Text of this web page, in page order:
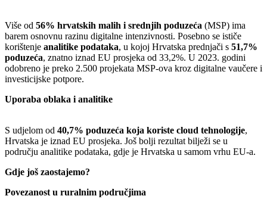
Više od 56% hrvatskih malih i srednjih poduzeća (MSP) ima
barem osnovnu razinu digitalne intenzivnosti. Posebno se ističe
korištenje analitike podataka, u kojoj Hrvatska prednjači s 51,7%
poduzeća, znatno iznad EU prosjeka od 33,2%. U 2023. godini
odobreno je preko 2.500 projekata MSP-ova kroz digitalne vaučere i
investicijske potpore.
Uporaba oblaka i analitike
S udjelom od 40,7% poduzeća koja koriste cloud tehnologije,
Hrvatska je iznad EU prosjeka. Još bolji rezultat bilježi se u
području analitike podataka, gdje je Hrvatska u samom vrhu EU-a.
Gdje još zaostajemo?
Povezanost u ruralnim područjima